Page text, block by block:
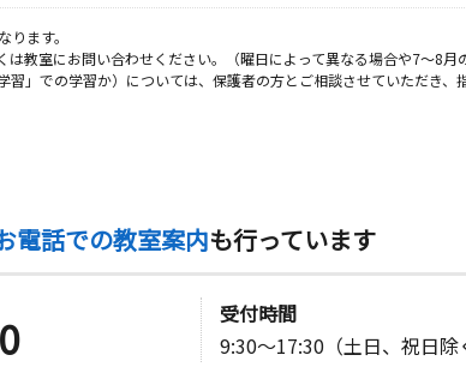
ます。
教室にお問い合わせください。（曜日によって異なる場合や7～8月
」での学習か）については、保護者の方とご相談させていただき、
電話での教室案内も行っています
受付時間
9:30～17:30（土日、祝日除